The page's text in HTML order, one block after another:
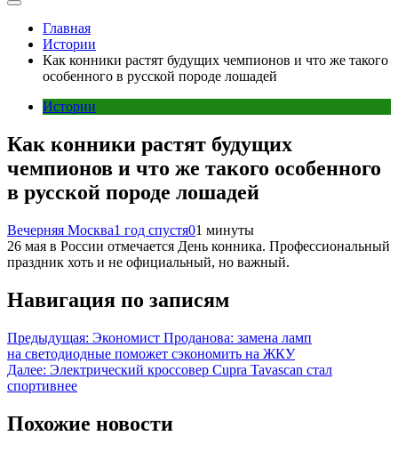
Главная
Истории
Как конники растят будущих чемпионов и что же такого
особенного в русской породе лошадей
Истории
Как конники растят будущих
чемпионов и что же такого особенного
в русской породе лошадей
Вечерняя Москва1 год спустя01 минуты
26 мая в России отмечается День конника. Профессиональный
праздник хоть и не официальный, но важный.
Навигация по записям
Предыдущая: Экономист Проданова: замена ламп
на светодиодные поможет сэкономить на ЖКУ
Далее: Электрический кроссовер Cupra Tavascan стал
спортивнее
Похожие новости